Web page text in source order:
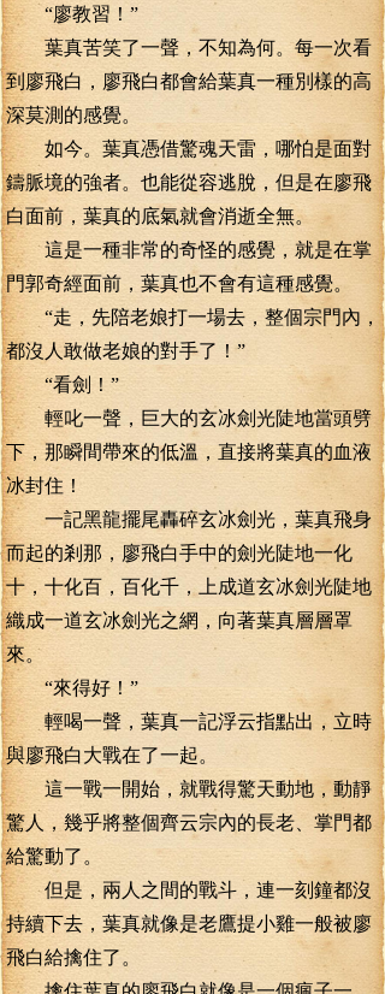
“廖教習！”
葉真苦笑了一聲，不知為何。每一次看
到廖飛白，廖飛白都會給葉真一種別樣的高
深莫測的感覺。
如今。葉真憑借驚魂天雷，哪怕是面對
鑄脈境的強者。也能從容逃脫，但是在廖飛
白面前，葉真的底氣就會消逝全無。
這是一種非常的奇怪的感覺，就是在掌
門郭奇經面前，葉真也不會有這種感覺。
“走，先陪老娘打一場去，整個宗門內，
都沒人敢做老娘的對手了！”
“看劍！”
輕叱一聲，巨大的玄冰劍光陡地當頭劈
下，那瞬間帶來的低溫，直接將葉真的血液
冰封住！
一記黑龍擺尾轟碎玄冰劍光，葉真飛身
而起的剎那，廖飛白手中的劍光陡地一化
十，十化百，百化千，上成道玄冰劍光陡地
織成一道玄冰劍光之網，向著葉真層層罩
來。
“來得好！”
輕喝一聲，葉真一記浮云指點出，立時
與廖飛白大戰在了一起。
這一戰一開始，就戰得驚天動地，動靜
驚人，幾乎將整個齊云宗內的長老、掌門都
給驚動了。
但是，兩人之間的戰斗，連一刻鐘都沒
持續下去，葉真就像是老鷹提小雞一般被廖
飛白給擒住了。